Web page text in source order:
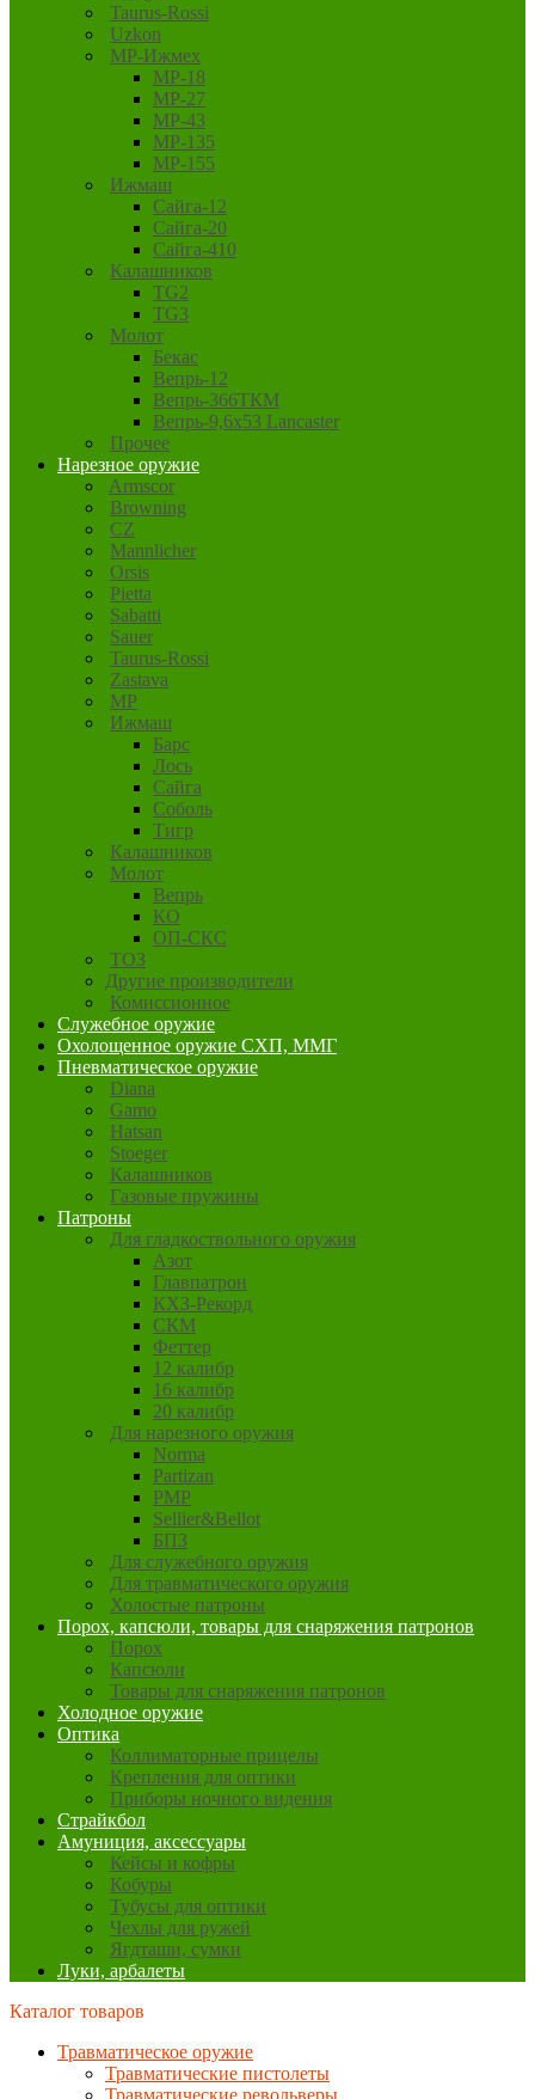
Taurus-Rossi
Uzkon
MP-Ижмех
MP-18
MP-27
MP-43
MP-135
MP-155
Ижмаш
Сайга-12
Сайга-20
Сайга-410
Калашников
TG2
TG3
Молот
Бекас
Вепрь-12
Вепрь-366ТКМ
Вепрь-9,6х53 Lancaster
Прочее
Нарезное оружие
Armscor
Browning
CZ
Mannlicher
Orsis
Pietta
Sabatti
Sauer
Taurus-Rossi
Zastava
MP
Ижмаш
Барс
Лось
Сайга
Соболь
Тигр
Калашников
Молот
Вепрь
КО
ОП-СКС
ТОЗ
Другие производители
Комиссионное
Служебное оружие
Охолощенное оружие СХП, ММГ
Пневматическое оружие
Diana
Gamo
Hatsan
Stoeger
Калашников
Газовые пружины
Патроны
Для гладкоствольного оружия
Азот
Главпатрон
КХЗ-Рекорд
СКМ
Феттер
12 калибр
16 калибр
20 калибр
Для нарезного оружия
Norma
Partizan
PMP
Sellier&Bellot
БПЗ
Для служебного оружия
Для травматического оружия
Холостые патроны
Порох, капсюли, товары для снаряжения патронов
Порох
Капсюли
Товары для снаряжения патронов
Холодное оружие
Оптика
Коллиматорные прицелы
Крепления для оптики
Приборы ночного видения
Страйкбол
Амуниция, аксессуары
Кейсы и кофры
Кобуры
Тубусы для оптики
Чехлы для ружей
Ягдташи, сумки
Луки, арбалеты
Каталог товаров
Травматическое оружие
Травматические пистолеты
Травматические револьверы